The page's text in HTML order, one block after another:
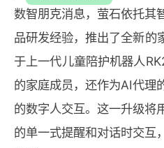
数智朋克消息，萤石依托其
品研发经验，推出了全新的
于上一代儿童陪护机器人
的家庭成员，还作为AI代理
的数字人交互。这一升级将
的单一式提醒和对话时交互